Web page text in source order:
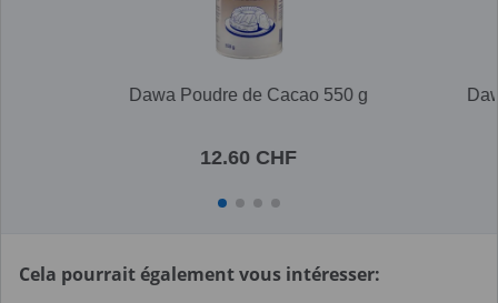
Dawa Poudre de Cacao 550 g
12.60 CHF
Cela pourrait également vous intéresser: